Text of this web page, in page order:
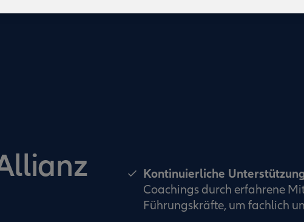
Kontinuierliche
Coachings durch erfahrene
Führungskräfte, um fachlich